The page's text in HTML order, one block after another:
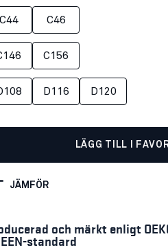
C44 C46
C156
D116 D120
LÄGG TILL I
JÄMFÖR
och märkt enligt
standard